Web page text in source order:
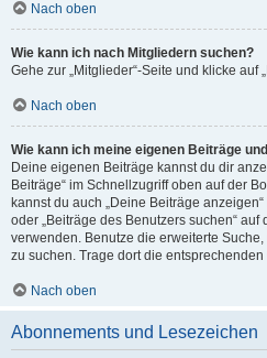
Nach oben
Wie kann ich nach Mitgliedern suchen?
Gehe zur „Mitglieder“-Seite und klicke auf
Nach oben
Wie kann ich meine eigenen Beiträge
Deine eigenen Beiträge kannst du dir
Beiträge“ im Schnellzugriff oben auf der
kannst du auch „Deine Beiträge
oder „Beiträge des Benutzers suchen“
verwenden. Benutze die erweiterte
zu suchen. Trage dort die
Nach oben
Abonnements und Lesezeichen